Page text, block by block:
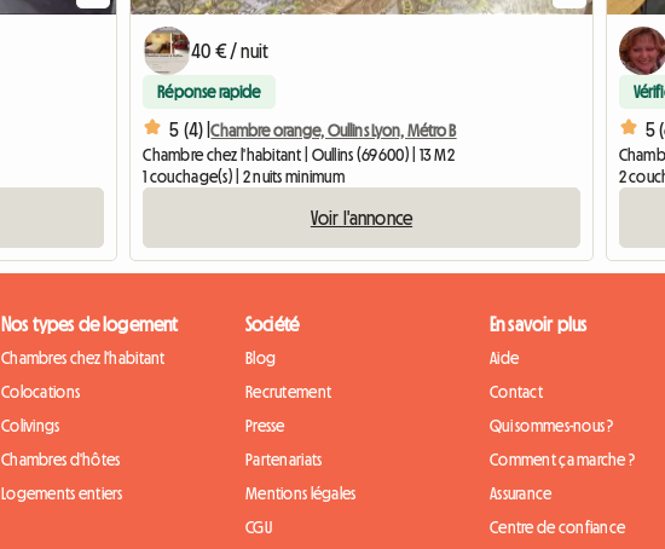
40 € / nuit
Réponse rapide
5 (4) |Chambre orange, Oullins Lyon, Métro B
Chambre chez l'habitant | Oullins (69600) | 13 M2
1 couchage(s) | 2 nuits minimum
Voir l'annonce
5
2
Nos types de logement
Chambres chez l'habitant
Colocations
Colivings
Chambres d'hôtes
Logements entiers
Société
Blog
Recrutement
Presse
Partenariats
Mentions légales
CGU
En savoir plus
Aide
Contact
Qui sommes-nous ?
Comment ça marche ?
Assurance
Centre de confiance